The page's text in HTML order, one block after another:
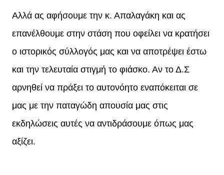
Αλλά ας αφήσουμε την κ. Απαλαγάκη και ας
επανέλθουμε στην στάση που οφείλει να κρατήσει
ο ιστορικός σύλλογός μας και να αποτρέψει έστω
και την τελευταία στιγμή το φιάσκο. Αν το Δ.Σ
αρνηθεί να πράξει το αυτονόητο εναπόκειται σε
μας με την παταγώδη απουσία μας στις
εκδηλώσεις αυτές να αντιδράσουμε όπως μας
αξίζει.